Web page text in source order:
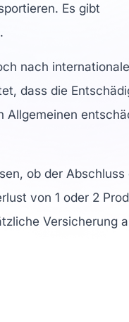
Es gibt
nach
dass die
Allgemeinen
ob der Abschluss
von 1 oder 2
Versicherung